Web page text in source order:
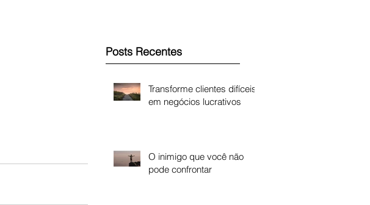
Posts Recentes
Transforme clientes difíceis
em negócios lucrativos
O inimigo que você não
pode confrontar